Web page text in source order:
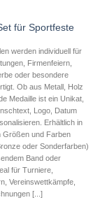
für Sportfeste
werden individuell für
Firmenfeiern,
oder besondere
Ob aus Metall, Holz
Medaille ist ein Unikat,
Logo, Datum
Erhältlich in
Größen und Farben
oder Sonderfarben)
Band oder
für Turniere,
Vereinswettkämpfe,
[...]